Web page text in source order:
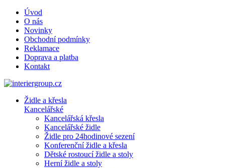
Úvod
O nás
Novinky
Obchodní podmínky
Reklamace
Doprava a platba
Kontakt
Židle a křesla
Kancelářské
Kancelářská křesla
Kancelářské židle
Židle pro 24hodinové sezení
Konferenční židle a křesla
Dětské rostoucí židle a stoly
Herní židle a stoly